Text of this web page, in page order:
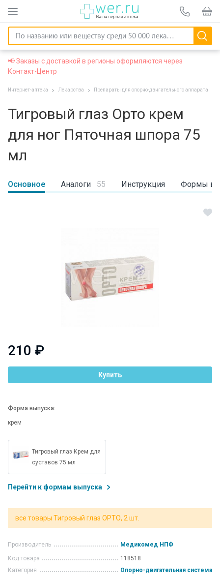
📢 Заказы с доставкой в регионы оформляются через
Контакт-Центр
Интернет-аптека Лекарства Препараты для опорно-двигательного аппарата
Тигровый глаз Орто крем
для ног Пяточная шпора 75
мл
Основное Аналоги 55 Инструкция Формы
210 ₽
Купить
Форма выпуска:
крем
Тигровый глаз Крем для
суставов 75 мл
Перейти к формам выпуска
все товары Тигровый глаз ОРТО, 2 шт.
Производитель
Медикомед НПФ
Код товара
118518
Категория
Опорно-двигательная система